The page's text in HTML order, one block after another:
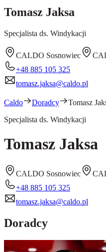
Tomasz Jaksa
Specjalista ds. Windykacji
CALDO Sosnowiec
+48 885 105 325
tomasz.jaksa@caldo.pl
Caldo Doradcy
Tomasz
Specjalista ds. Windykacji
Tomasz Jaksa
CALDO Sosnowiec
+48 885 105 325
tomasz.jaksa@caldo.pl
Doradcy